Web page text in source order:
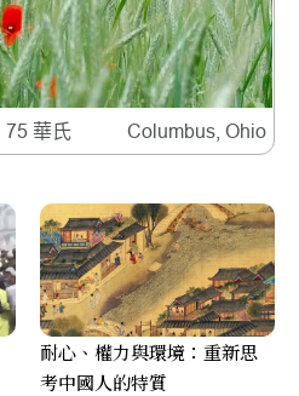
75 華氏 Columbus, Ohio
耐心、權力與環境：重新思
考中國人的特質